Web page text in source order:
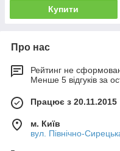
Купити
Про нас
Рейтинг не
Менше 5 відгуків за
Працює з 20.11.2015
м. Київ
вул. Північно-